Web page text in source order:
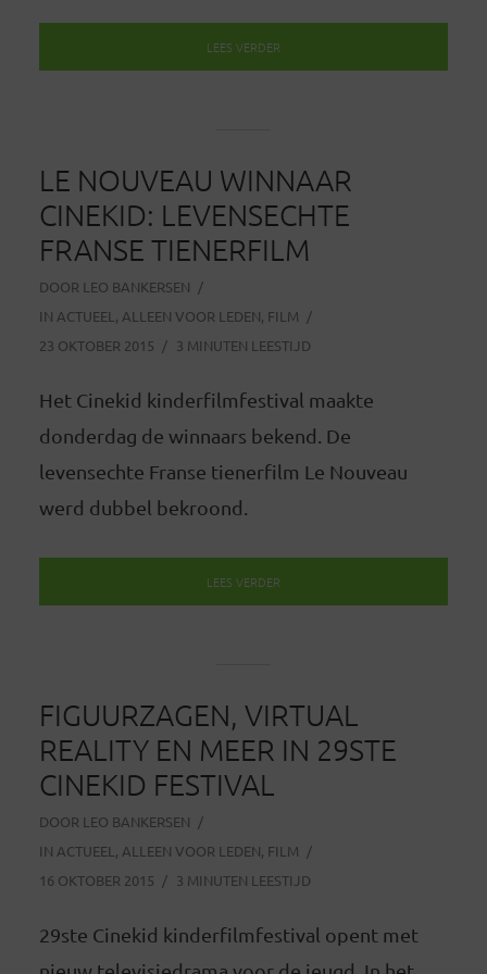
LEES VERDER
LE NOUVEAU WINNAAR
CINEKID: LEVENSECHTE
FRANSE TIENERFILM
DOOR LEO BANKERSEN
IN ACTUEEL , ALLEEN VOOR LEDEN, FILM
23 OKTOBER 2015
3 MINUTEN LEESTIJD
Het Cinekid kinderfilmfestival maakte
donderdag de winnaars bekend. De
levensechte Franse tienerfilm Le Nouveau
werd dubbel bekroond.
LEES VERDER
FIGUURZAGEN, VIRTUAL
REALITY EN MEER IN 29STE
CINEKID FESTIVAL
DOOR LEO BANKERSEN
IN ACTUEEL , ALLEEN VOOR LEDEN, FILM
16 OKTOBER 2015
3 MINUTEN LEESTIJD
29ste Cinekid kinderfilmfestival opent met